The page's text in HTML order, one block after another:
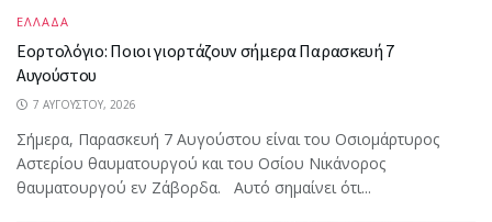
ΕΛΛΑΔΑ
Εορτολόγιο: Ποιοι γιορτάζουν σήμερα Παρασκευή 7
Αυγούστου
7 ΑΥΓΟΎΣΤΟΥ, 2026
Σήμερα, Παρασκευή 7 Αυγούστου είναι του Οσιομάρτυρος
Αστερίου θαυματουργού και του Οσίου Νικάνορος
θαυματουργού εν Ζάβορδα. Αυτό σημαίνει ότι...